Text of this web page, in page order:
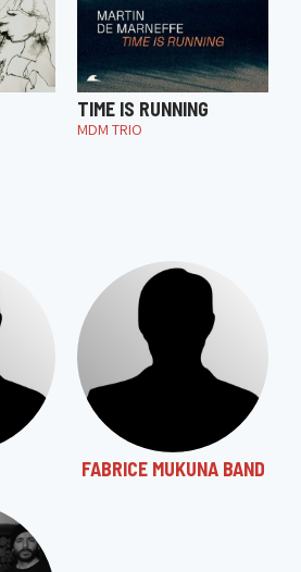
TIME IS RUNNING
MDM TRIO
FABRICE MUKUNA BAND